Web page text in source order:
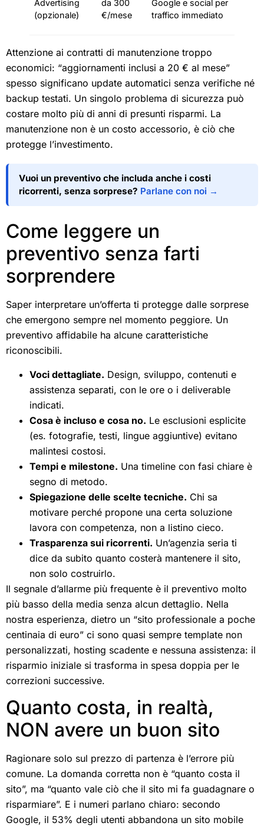
Advertising
(opzionale)
da 300
€/mese
Google e social per
traffico immediato
Attenzione ai contratti di manutenzione troppo
economici: “aggiornamenti inclusi a 20 € al mese”
spesso significano update automatici senza verifiche né
backup testati. Un singolo problema di sicurezza può
costare molto più di anni di presunti risparmi. La
manutenzione non è un costo accessorio, è ciò che
protegge l’investimento.
Vuoi un preventivo che includa anche i costi
ricorrenti, senza sorprese? Parlane con noi →
Come leggere un
preventivo senza farti
sorprendere
Saper interpretare un’offerta ti protegge dalle sorprese
che emergono sempre nel momento peggiore. Un
preventivo affidabile ha alcune caratteristiche
riconoscibili.
Voci dettagliate. Design, sviluppo, contenuti e
assistenza separati, con le ore o i deliverable
indicati.
Cosa è incluso e cosa no. Le esclusioni esplicite
(es. fotografie, testi, lingue aggiuntive) evitano
malintesi costosi.
Tempi e milestone. Una timeline con fasi chiare è
segno di metodo.
Spiegazione delle scelte tecniche. Chi sa
motivare perché propone una certa soluzione
lavora con competenza, non a listino cieco.
Trasparenza sui ricorrenti. Un’agenzia seria ti
dice da subito quanto costerà mantenere il sito,
non solo costruirlo.
Il segnale d’allarme più frequente è il preventivo molto
più basso della media senza alcun dettaglio. Nella
nostra esperienza, dietro un “sito professionale a poche
centinaia di euro” ci sono quasi sempre template non
personalizzati, hosting scadente e nessuna assistenza: il
risparmio iniziale si trasforma in spesa doppia per le
correzioni successive.
Quanto costa, in realtà,
NON avere un buon sito
Ragionare solo sul prezzo di partenza è l’errore più
comune. La domanda corretta non è “quanto costa il
sito”, ma “quanto vale ciò che il sito mi fa guadagnare o
risparmiare”. E i numeri parlano chiaro: secondo
Google, il 53% degli utenti abbandona un sito mobile